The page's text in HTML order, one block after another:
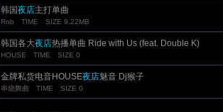
韩国夜店主打单曲
Rnb TIME SIZE 9.22MB
韩国各大夜店热播单曲 Ride with Us (feat. Double K)
HOUSE TIME SIZE 0
金牌私货电音HOUSE夜店魅音 Dj猴子
串烧舞曲 TIME SIZE 0